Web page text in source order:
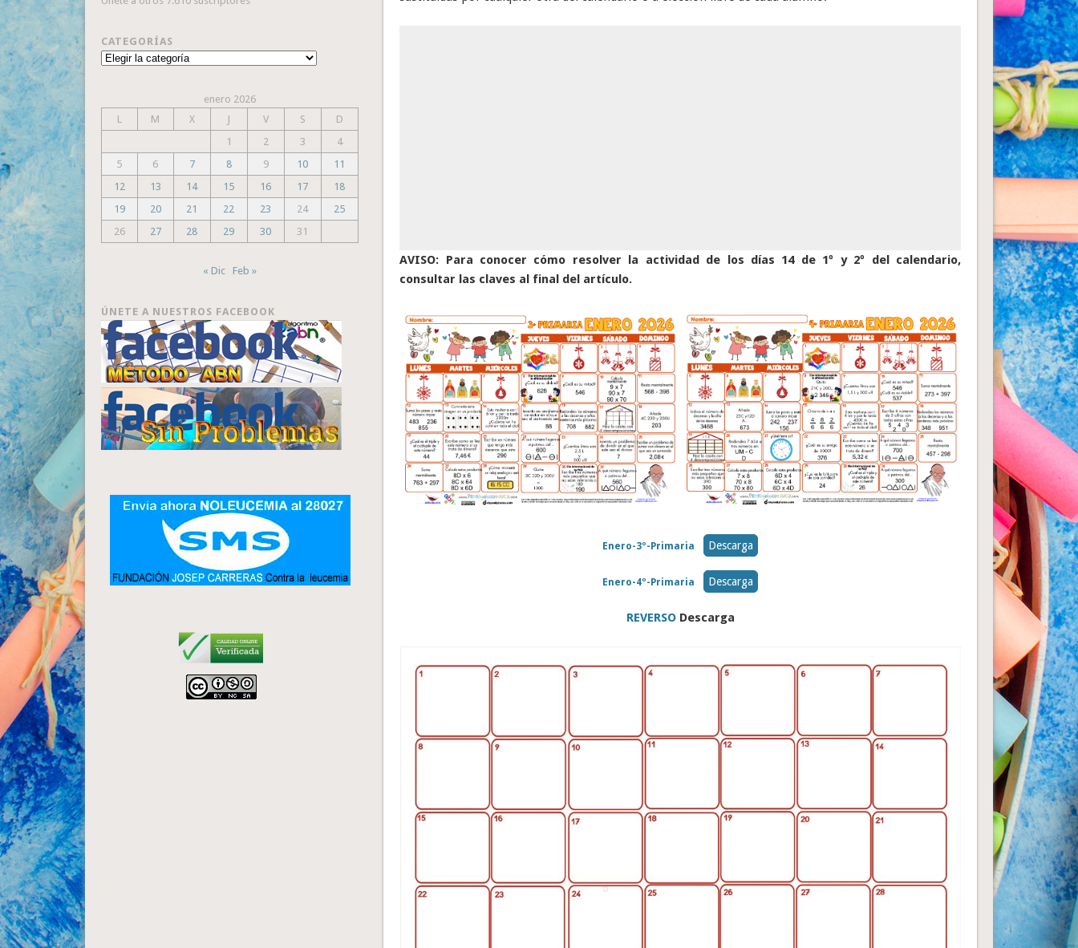
AVISO: Para conocer cómo resolver la actividad de los días 14 de 1º y 2º del calendario,
consultar las claves al final del artículo.
Enero-3º-Primaria Descarga
Enero-4º-Primaria Descarga
REVERSO Descarga
CATEGORÍAS
Categorías
enero 2026
L
M X J V S
D
1
2 3
4
5
6 7 8 9 10
11
12
13 14 15 16 17
18
19
20 21 22 23 24
25
26
27 28 29 30 31
« Dic Feb »
ÚNETE A NUESTROS FACEBOOK